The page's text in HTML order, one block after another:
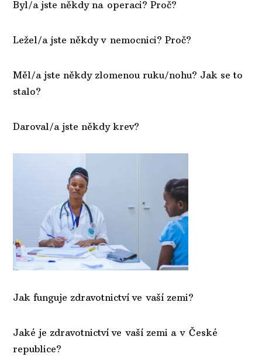
Byl/a jste někdy na operaci? Proč?
Ležel/a jste někdy v nemocnici? Proč?
Měl/a jste někdy zlomenou ruku/nohu? Jak se to
stalo?
Daroval/a jste někdy krev?
Jak funguje zdravotnictví ve vaší zemi?
Jaké je zdravotnictví ve vaší zemi a v České
republice?